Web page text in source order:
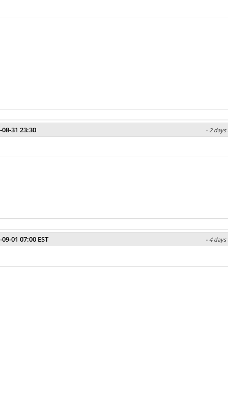
08-31 23:30 - 2 days
01 07:00 EST - 4 days